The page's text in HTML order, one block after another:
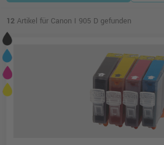
12 Artikel für Canon I 905 D gefunden